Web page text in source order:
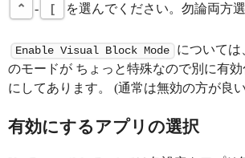
⌃
- [ を選んでください。勿論両方
Enable Visual Block Mode
については
のモードが ちょっと特殊なので別に有
にしてあります。 (通常は無効の方が良
有効にするアプリの選択